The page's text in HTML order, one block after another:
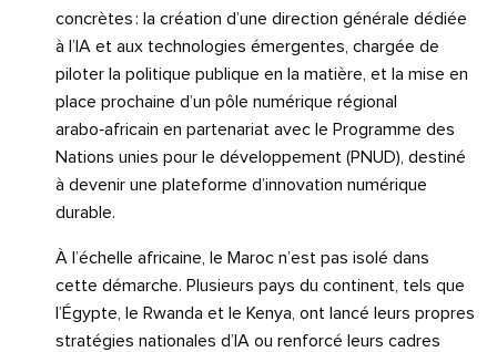
concrètes : la création d’une direction générale dédiée
à l’IA et aux technologies émergentes, chargée de
piloter la politique publique en la matière, et la mise en
place prochaine d’un pôle numérique régional
arabo‑africain en partenariat avec le Programme des
Nations unies pour le développement (PNUD), destiné
à devenir une plateforme d’innovation numérique
durable.
À l’échelle africaine, le Maroc n’est pas isolé dans
cette démarche. Plusieurs pays du continent, tels que
l’Égypte, le Rwanda et le Kenya, ont lancé leurs propres
stratégies nationales d’IA ou renforcé leurs cadres